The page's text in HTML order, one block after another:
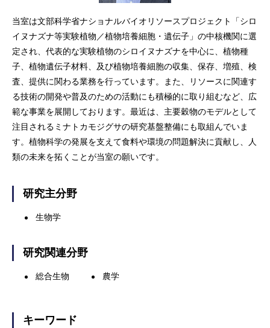
当室は文部科学省ナショナルバイオリソースプロジェクト「シロ
イヌナズナ等実験植物／植物培養細胞・遺伝子」の中核機関に選
定され、代表的な実験植物のシロイヌナズナを中心に、植物種
子、植物遺伝子材料、及び植物培養細胞の収集、保存、増殖、検
査、提供に関わる業務を行っています。また、リソースに関連す
る技術の開発や普及のための活動にも積極的に取り組むなど、広
範な事業を展開しております。最近は、主要穀物のモデルとして
注目されるミナトカモジグサの研究基盤整備にも取組んでいま
す。植物科学の発展を支えて食料や環境の問題解決に貢献し、人
類の未来を拓くことが当室の願いです。
研究主分野
生物学
研究関連分野
総合生物 農学
キーワード